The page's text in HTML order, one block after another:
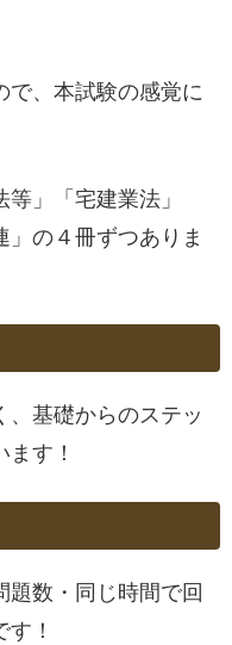
で、本試験の感覚に
」「宅建業法」
」の４冊ずつありま
、基礎からのステッ
す！
題数・同じ時間で回
！